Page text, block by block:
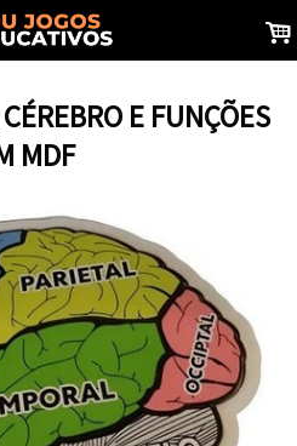
.
E FUNÇÕES
MDF